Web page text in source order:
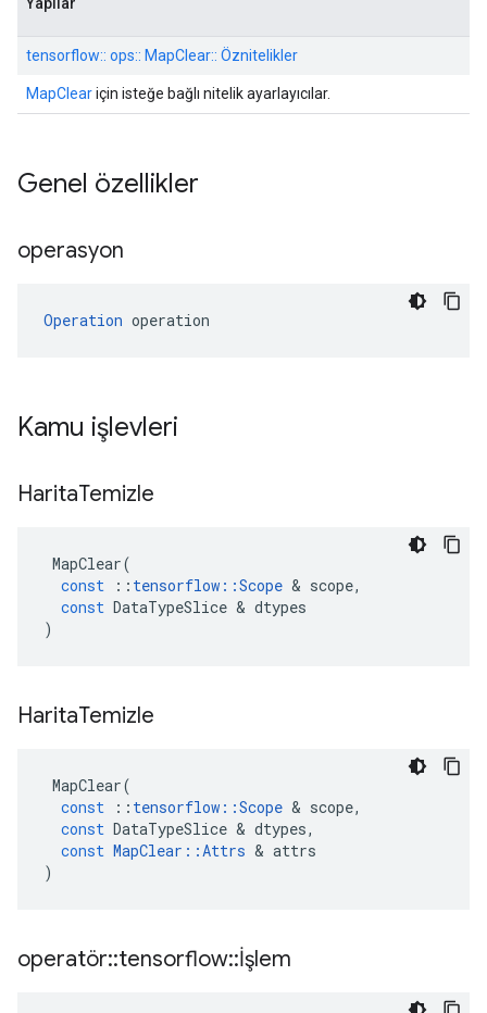
tensorflow:: ops:: MapClear:: Öznitelikler
MapCleariçin isteğe bağlı nitelik ayarlayıcılar.
Genel özellikler
operasyon
Operation operation
Kamu işlevleri
HaritaTemizle
MapClear(
const
:: tensorflow ::Scope & scope,
const DataTypeSlice & dtypes
)
HaritaTemizle
MapClear(
const
:: tensorflow ::Scope & scope,
const DataTypeSlice & dtypes,
const MapClear ::Attrs & attrs
)
operatör::tensorflow::İşlem